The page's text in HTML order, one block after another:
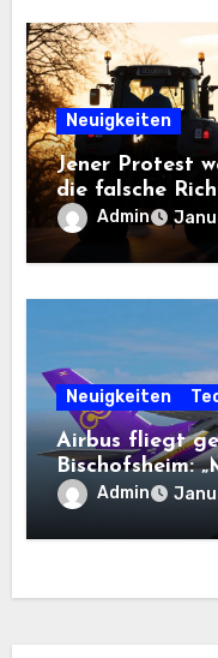
Neuigkeiten
Jener Protest
die falsche
Admin
Neuigkeiten
Airbus fliegt
Bischofsheim:
dachten, dies
Admin